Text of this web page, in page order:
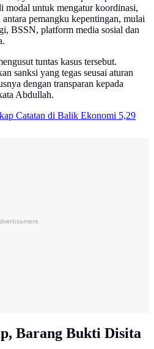
modal untuk mengatur koordinasi,
pemangku kepentingan, mulai
BSSN, platform media sosial dan
tuntas kasus tersebut.
sanksi yang tegas seusai aturan
dengan transparan kepada
Abdullah.
Catatan di Balik Ekonomi 5,29
Barang Bukti Disita